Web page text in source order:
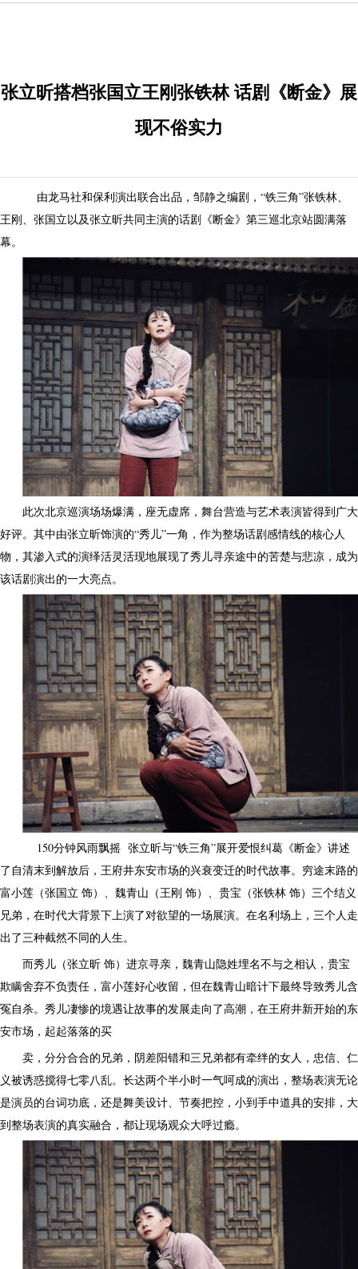
张立昕搭档张国立王刚张铁林 话剧《断金》展
现不俗实力
由龙马社和保利演出联合出品，邹静之编剧，“铁三角”张铁林、
王刚、张国立以及张立昕共同主演的话剧《断金》第三巡北京站圆满落
幕。
此次北京巡演场场爆满，座无虚席，舞台营造与艺术表演皆得到广大
好评。其中由张立昕饰演的“秀儿”一角，作为整场话剧感情线的核心人
物，其渗入式的演绎活灵活现地展现了秀儿寻亲途中的苦楚与悲凉，成为
该话剧演出的一大亮点。
150分钟风雨飘摇 张立昕与“铁三角”展开爱恨纠葛《断金》讲述
了自清末到解放后，王府井东安市场的兴衰变迁的时代故事。穷途末路的
富小莲（张国立 饰）、魏青山（王刚 饰）、贵宝（张铁林 饰）三个结义
兄弟，在时代大背景下上演了对欲望的一场展演。在名利场上，三个人走
出了三种截然不同的人生。
而秀儿（张立昕 饰）进京寻亲，魏青山隐姓埋名不与之相认，贵宝
欺瞒舍弃不负责任，富小莲好心收留，但在魏青山暗计下最终导致秀儿含
冤自杀。秀儿凄惨的境遇让故事的发展走向了高潮，在王府井新开始的东
安市场，起起落落的买
卖，分分合合的兄弟，阴差阳错和三兄弟都有牵绊的女人，忠信、仁
义被诱惑搅得七零八乱。长达两个半小时一气呵成的演出，整场表演无论
是演员的台词功底，还是舞美设计、节奏把控，小到手中道具的安排，大
到整场表演的真实融合，都让现场观众大呼过瘾。